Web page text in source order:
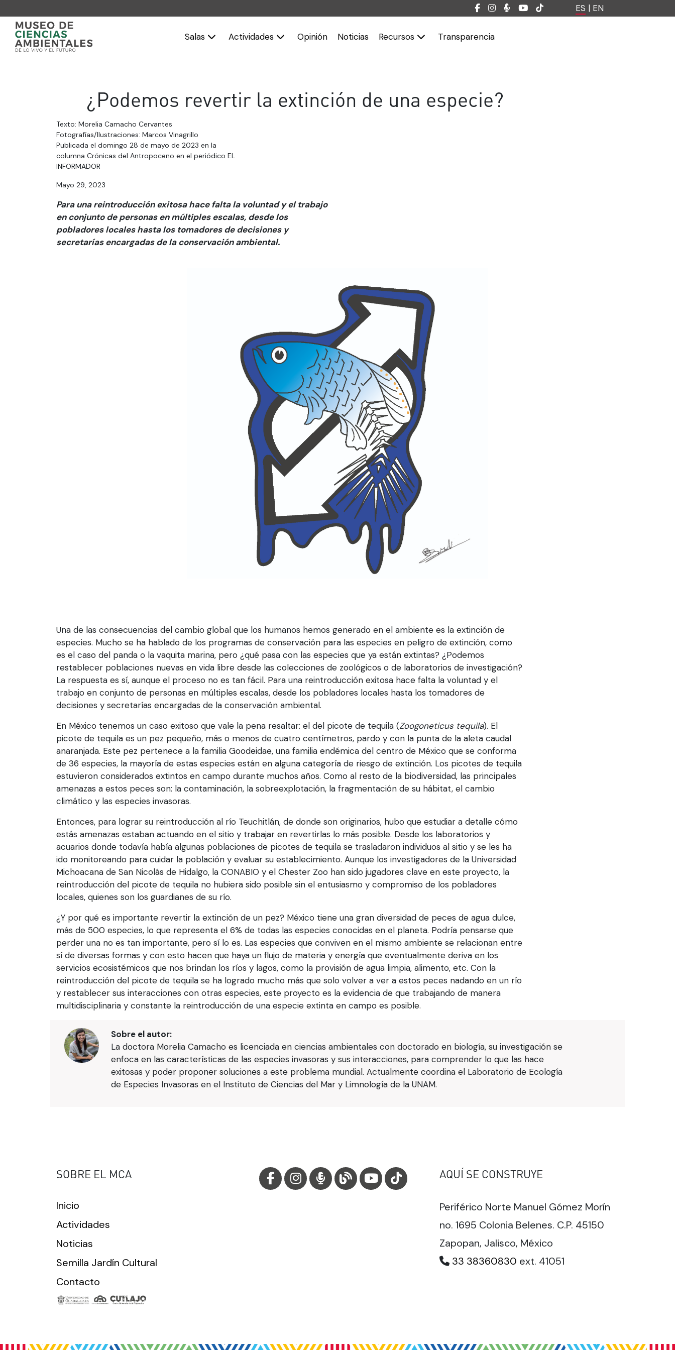
ES | EN
Salas Actividades Opinión Noticias Recursos Transparencia
¿Podemos revertir la extinción de una especie?
Texto: Morelia Camacho Cervantes
Fotografías/Ilustraciones: Marcos Vinagrillo
Publicada el domingo 28 de mayo de 2023 en la
columna Crónicas del Antropoceno en el periódico EL
INFORMADOR
Mayo 29, 2023
Para una reintroducción exitosa hace falta la voluntad y el trabajo
en conjunto de personas en múltiples escalas, desde los
pobladores locales hasta los tomadores de decisiones y
secretarías encargadas de la conservación ambiental.
Una de las consecuencias del cambio global que los humanos hemos generado en el ambiente es la extinción de
especies. Mucho se ha hablado de los programas de conservación para las especies en peligro de extinción, como
es el caso del panda o la vaquita marina, pero ¿qué pasa con las especies que ya están extintas? ¿Podemos
restablecer poblaciones nuevas en vida libre desde las colecciones de zoológicos o de laboratorios de investigación?
La respuesta es sí, aunque el proceso no es tan fácil. Para una reintroducción exitosa hace falta la voluntad y el
trabajo en conjunto de personas en múltiples escalas, desde los pobladores locales hasta los tomadores de
decisiones y secretarías encargadas de la conservación ambiental.
En México tenemos un caso exitoso que vale la pena resaltar: el del picote de tequila (Zoogoneticus tequila). El
picote de tequila es un pez pequeño, más o menos de cuatro centímetros, pardo y con la punta de la aleta caudal
anaranjada. Este pez pertenece a la familia Goodeidae, una familia endémica del centro de México que se conforma
de 36 especies, la mayoría de estas especies están en alguna categoría de riesgo de extinción. Los picotes de tequila
estuvieron considerados extintos en campo durante muchos años. Como al resto de la biodiversidad, las principales
amenazas a estos peces son: la contaminación, la sobreexplotación, la fragmentación de su hábitat, el cambio
climático y las especies invasoras.
Entonces, para lograr su reintroducción al río Teuchitlán, de donde son originarios, hubo que estudiar a detalle cómo
estás amenazas estaban actuando en el sitio y trabajar en revertirlas lo más posible. Desde los laboratorios y
acuarios donde todavía había algunas poblaciones de picotes de tequila se trasladaron individuos al sitio y se les ha
ido monitoreando para cuidar la población y evaluar su establecimiento. Aunque los investigadores de la Universidad
Michoacana de San Nicolás de Hidalgo, la CONABIO y el Chester Zoo han sido jugadores clave en este proyecto, la
reintroducción del picote de tequila no hubiera sido posible sin el entusiasmo y compromiso de los pobladores
locales, quienes son los guardianes de su río.
¿Y por qué es importante revertir la extinción de un pez? México tiene una gran diversidad de peces de agua dulce,
más de 500 especies, lo que representa el 6% de todas las especies conocidas en el planeta. Podría pensarse que
perder una no es tan importante, pero sí lo es. Las especies que conviven en el mismo ambiente se relacionan entre
sí de diversas formas y con esto hacen que haya un flujo de materia y energía que eventualmente deriva en los
servicios ecosistémicos que nos brindan los ríos y lagos, como la provisión de agua limpia, alimento, etc. Con la
reintroducción del picote de tequila se ha logrado mucho más que solo volver a ver a estos peces nadando en un río
y restablecer sus interacciones con otras especies, este proyecto es la evidencia de que trabajando de manera
multidisciplinaria y constante la reintroducción de una especie extinta en campo es posible.
Sobre el autor:
La doctora Morelia Camacho es licenciada en ciencias ambientales con doctorado en biología, su investigación se
enfoca en las características de las especies invasoras y sus interacciones, para comprender lo que las hace
exitosas y poder proponer soluciones a este problema mundial. Actualmente coordina el Laboratorio de Ecología
de Especies Invasoras en el Instituto de Ciencias del Mar y Limnología de la UNAM.
SOBRE EL MCA
Inicio
Actividades
Noticias
Semilla Jardín Cultural
Contacto
AQUÍ SE CONSTRUYE
Periférico Norte Manuel Gómez Morín
no. 1695 Colonia Belenes. C.P. 45150
Zapopan, Jalisco, México
33 38360830 ext. 41051